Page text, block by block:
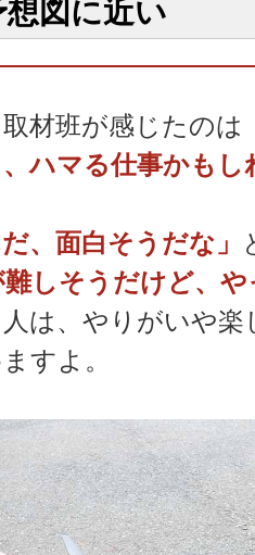
図に近い
材班が感じたのは
ハマる仕事かも
、面白そうだな」
難しそうだけど、
は、やりがいや
すよ。